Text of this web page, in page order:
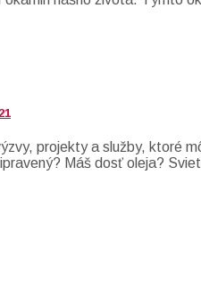
projekty a služby, ktoré
Máš dosť oleja?